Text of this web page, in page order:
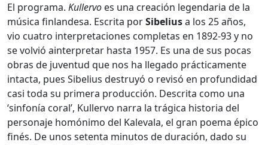
El programa. Kullervo es una creación legendaria de la
música finlandesa. Escrita porSibeliusa los 25 años,
vio cuatro interpretaciones completas en 1892-93 y no
se volvió ainterpretar hasta 1957. Es una de sus pocas
obras de juventud que nos ha llegado prácticamente
intacta, pues Sibelius destruyó o revisó en profundidad
casi toda su primera producción. Descrita como una
‘sinfonía coral’, Kullervo narra la trágica historia del
personaje homónimo del Kalevala, el gran poema épico
finés. De unos setenta minutos de duración, dado su